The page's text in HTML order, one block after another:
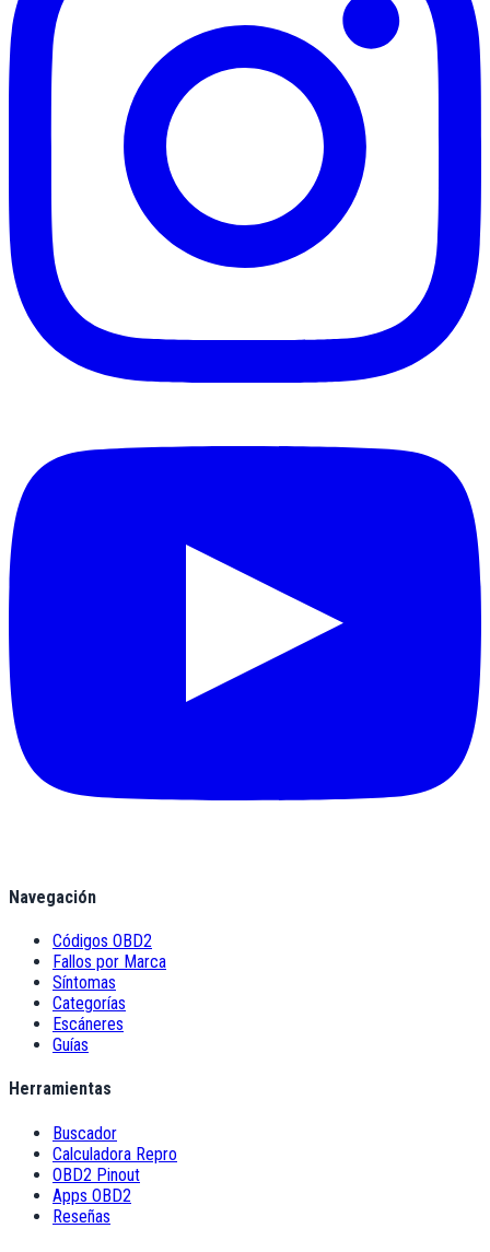
Navegación
Códigos OBD2
Fallos por Marca
Síntomas
Categorías
Escáneres
Guías
Herramientas
Buscador
Calculadora Repro
OBD2 Pinout
Apps OBD2
Reseñas